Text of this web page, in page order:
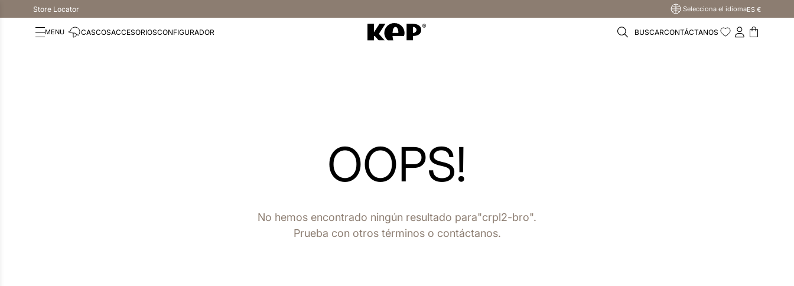
Store Locator Selecciona el idiomaES €
CASCOSACCESORIOSCONFIGURADOR BUSCARCONTÁCTANOS
OOPS!
No hemos encontrado ningún resultado para crpl2-bro
Prueba con otros términos o contáctanos.